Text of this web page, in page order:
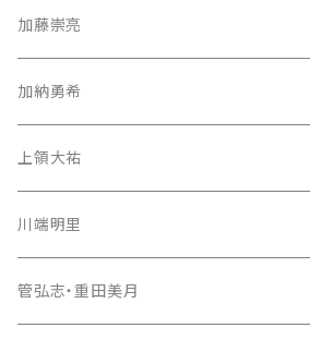
加藤崇亮
加納勇希
上領大祐
川端明里
管弘志・重田美月